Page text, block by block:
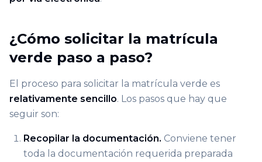
¿Cómo solicitar la matrícula
verde paso a paso?
El proceso para solicitar la matrícula verde es
relativamente sencillo. Los pasos que hay que
seguir son:
Recopilar la documentación. Conviene tener
toda la documentación requerida preparada